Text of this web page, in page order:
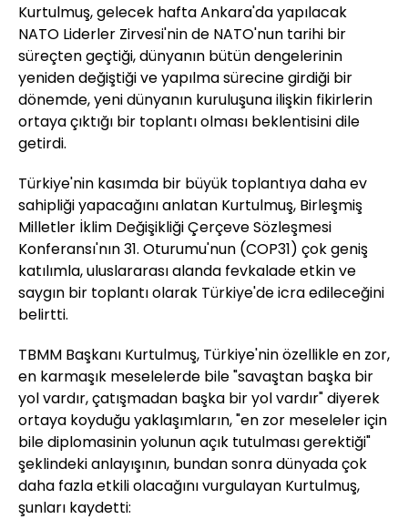
Kurtulmuş, gelecek hafta Ankara'da yapılacak
NATO Liderler Zirvesi'nin de NATO'nun tarihi bir
süreçten geçtiği, dünyanın bütün dengelerinin
yeniden değiştiği ve yapılma sürecine girdiği bir
dönemde, yeni dünyanın kuruluşuna ilişkin fikirlerin
ortaya çıktığı bir toplantı olması beklentisini dile
getirdi.
Türkiye'nin kasımda bir büyük toplantıya daha ev
sahipliği yapacağını anlatan Kurtulmuş, Birleşmiş
Milletler İklim Değişikliği Çerçeve Sözleşmesi
Konferansı'nın 31. Oturumu'nun (COP31) çok geniş
katılımla, uluslararası alanda fevkalade etkin ve
saygın bir toplantı olarak Türkiye'de icra edileceğini
belirtti.
TBMM Başkanı Kurtulmuş, Türkiye'nin özellikle en zor,
en karmaşık meselelerde bile "savaştan başka bir
yol vardır, çatışmadan başka bir yol vardır" diyerek
ortaya koyduğu yaklaşımların, "en zor meseleler için
bile diplomasinin yolunun açık tutulması gerektiği"
şeklindeki anlayışının, bundan sonra dünyada çok
daha fazla etkili olacağını vurgulayan Kurtulmuş,
şunları kaydetti: